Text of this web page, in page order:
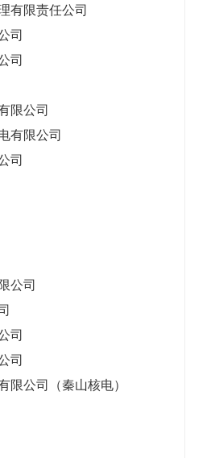
有限责任公司
司
司
限公司
有限公司
司
公司
司
司
限公司（秦山核电）